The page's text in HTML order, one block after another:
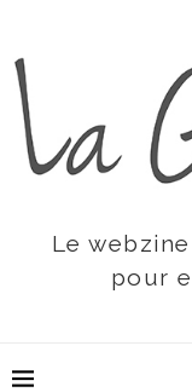
Le
pour